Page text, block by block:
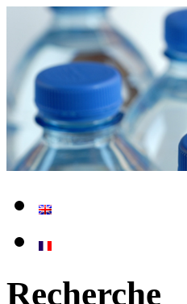
Recherche